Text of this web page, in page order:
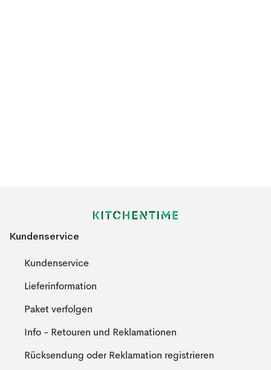
Kundenservice
Kundenservice
Lieferinformation
Paket verfolgen
Info - Retouren und Reklamationen
Rücksendung oder Reklamation registrieren